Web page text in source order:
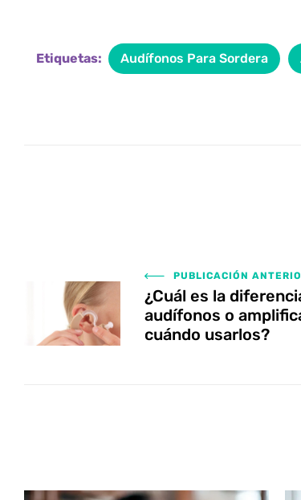
Etiquetas: Audífonos Para Sordera
PUBLICACIÓN
¿Cuál es la
audífonos o
cuándo usarlos?